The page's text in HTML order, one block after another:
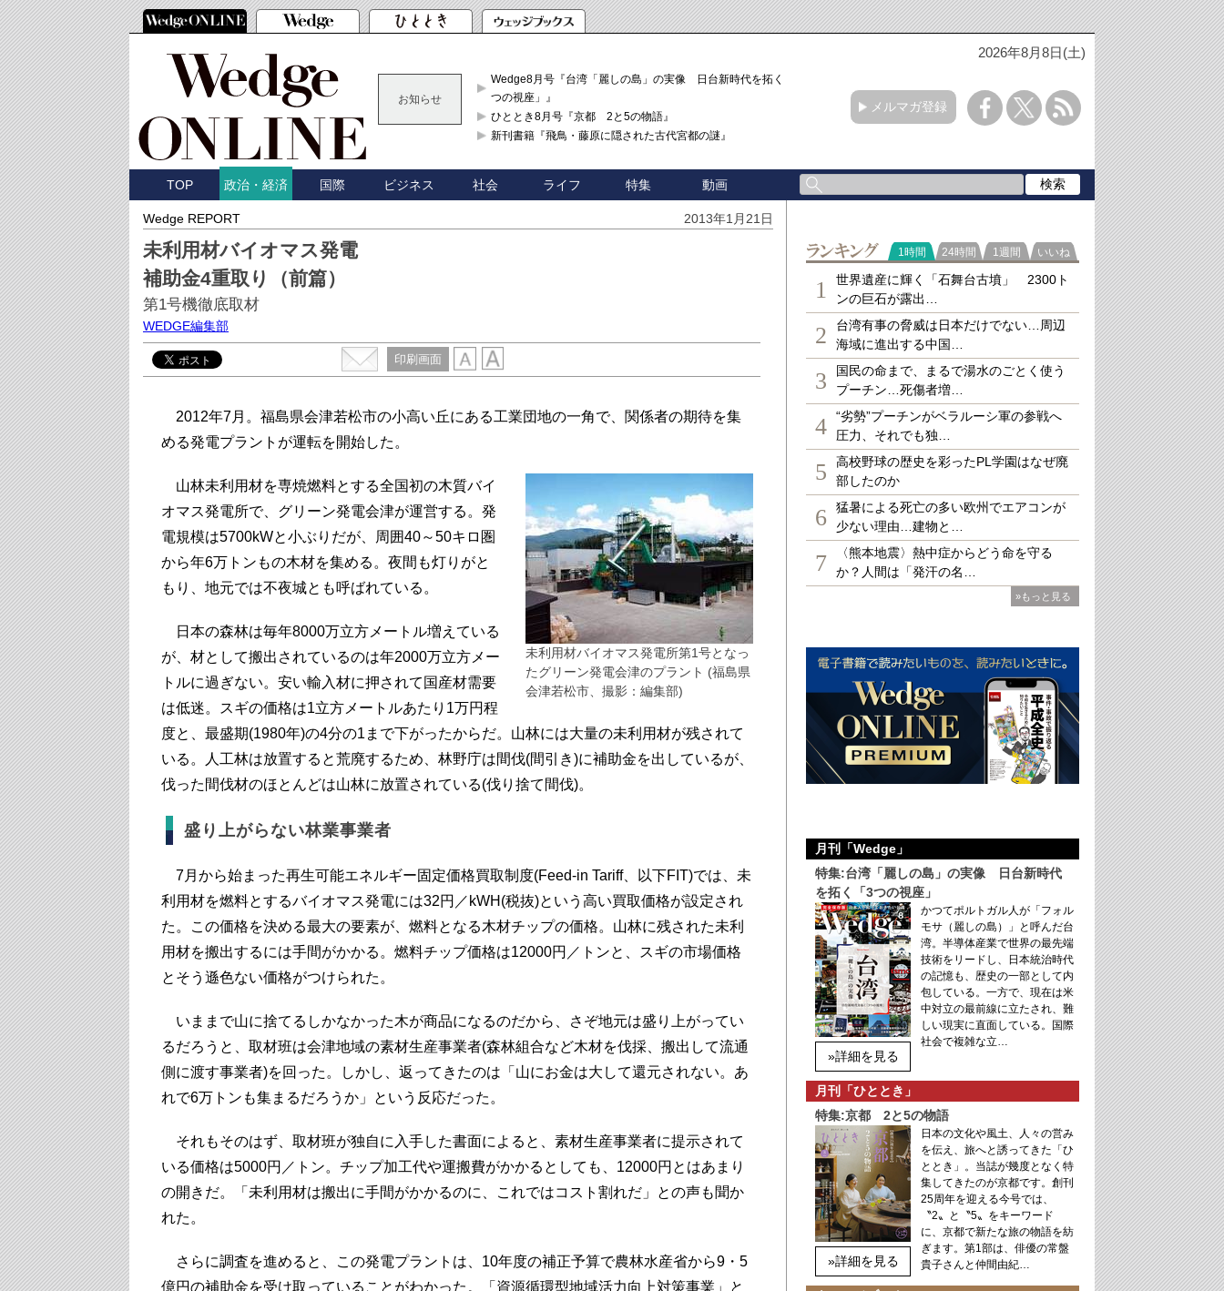
2026年8月8日(土)
お知らせ
Wedge8月号『台湾「麗しの島」の実像 日台新時代を拓く「3
つの視座」』
ひととき8月号『京都 2と5の物語』
新刊書籍『飛鳥・藤原に隠された古代宮都の謎』
メルマガ登録
TOP 政治・経済 国際 ビジネス 社会 ライフ 特集 動画
Wedge REPORT 2013年1月21日
未利用材バイオマス発電
補助金4重取り（前篇）
第1号機徹底取材
WEDGE編集部
印刷画面
2012年7月。福島県会津若松市の小高い丘にある工業団地の一角で、関係者の期待を集
める発電プラントが運転を開始した。
未利用材バイオマス発電所第1号となっ
たグリーン発電会津のプラント (福島県
会津若松市、撮影：編集部)
山林未利用材を専焼燃料とする全国初の木質バイ
オマス発電所で、グリーン発電会津が運営する。発
電規模は5700kWと小ぶりだが、周囲40～50キロ圏
から年6万トンもの木材を集める。夜間も灯りがと
もり、地元では不夜城とも呼ばれている。
日本の森林は毎年8000万立方メートル増えている
が、材として搬出されているのは年2000万立方メー
トルに過ぎない。安い輸入材に押されて国産材需要
は低迷。スギの価格は1立方メートルあたり1万円程
度と、最盛期(1980年)の4分の1まで下がったからだ。山林には大量の未利用材が残されて
いる。人工林は放置すると荒廃するため、林野庁は間伐(間引き)に補助金を出しているが、
伐った間伐材のほとんどは山林に放置されている(伐り捨て間伐)。
盛り上がらない林業事業者
7月から始まった再生可能エネルギー固定価格買取制度(Feed-in Tariff、以下FIT)では、未
利用材を燃料とするバイオマス発電には32円／kWH(税抜)という高い買取価格が設定され
た。この価格を決める最大の要素が、燃料となる木材チップの価格。山林に残された未利
用材を搬出するには手間がかかる。燃料チップ価格は12000円／トンと、スギの市場価格
とそう遜色ない価格がつけられた。
いままで山に捨てるしかなかった木が商品になるのだから、さぞ地元は盛り上がってい
るだろうと、取材班は会津地域の素材生産事業者(森林組合など木材を伐採、搬出して流通
側に渡す事業者)を回った。しかし、返ってきたのは「山にお金は大して還元されない。あ
れで6万トンも集まるだろうか」という反応だった。
それもそのはず、取材班が独自に入手した書面によると、素材生産事業者に提示されて
いる価格は5000円／トン。チップ加工代や運搬費がかかるとしても、12000円とはあまり
の開きだ。「未利用材は搬出に手間がかかるのに、これではコスト割れだ」との声も聞か
れた。
さらに調査を進めると、この発電プラントは、10年度の補正予算で農林水産省から9・5
億円の補助金を受け取っていることがわかった。「資源循環型地域活力向上対策事業」と
ランキング
1時間 24時間 1週間 いいね
1
世界遺産に輝く「石舞台古墳」 2300ト
ンの巨石が露出…
2
台湾有事の脅威は日本だけでない…周辺
海域に進出する中国…
3
国民の命まで、まるで湯水のごとく使う
プーチン…死傷者増…
4
“劣勢”プーチンがベラルーシ軍の参戦へ
圧力、それでも独…
5
高校野球の歴史を彩ったPL学園はなぜ廃
部したのか
6
猛暑による死亡の多い欧州でエアコンが
少ない理由…建物と…
7
〈熊本地震〉熱中症からどう命を守る
か？人間は「発汗の名…
»もっと見る
月刊「Wedge」
特集:台湾「麗しの島」の実像 日台新時代
を拓く「3つの視座」
»詳細を見る
かつてポルトガル人が「フォル
モサ（麗しの島）」と呼んだ台
湾。半導体産業で世界の最先端
技術をリードし、日本統治時代
の記憶も、歴史の一部として内
包している。一方で、現在は米
中対立の最前線に立たされ、難
しい現実に直面している。国際
社会で複雑な立…
月刊「ひととき」
特集:京都 2と5の物語
»詳細を見る
日本の文化や風土、人々の営み
を伝え、旅へと誘ってきた「ひ
ととき」。当誌が幾度となく特
集してきたのが京都です。創刊
25周年を迎える今号では、
〝2〟と〝5〟をキーワード
に、京都で新たな旅の物語を紡
ぎます。第1部は、俳優の常盤
貴子さんと仲間由紀…